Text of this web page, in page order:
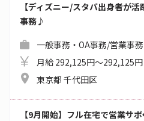
【ディズニー/スタバ出身者が
事務♪
一般事務・OA事務/営業事務
月給 292,125円～292,125円
東京都 千代田区
【9月開始】フル在宅で営業サ